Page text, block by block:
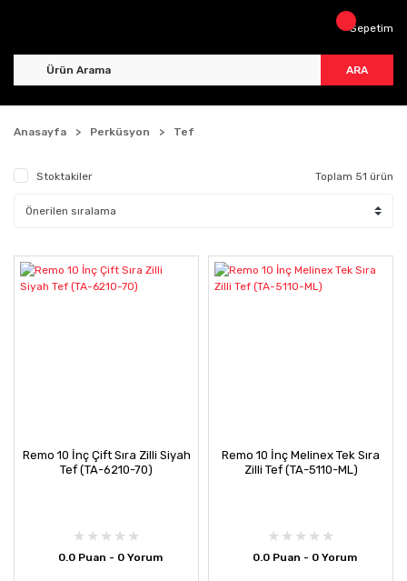
ARA
Sepetim
Anasayfa Perküsyon Tef
Stoktakiler Toplam 51 ürün
Remo 10 İnç Çift Sıra Zilli Siyah
Tef (TA-6210-70)
0.0 Puan - 0 Yorum
Remo 10 İnç Melinex Tek Sıra
Zilli Tef (TA-5110-ML)
0.0 Puan - 0 Yorum